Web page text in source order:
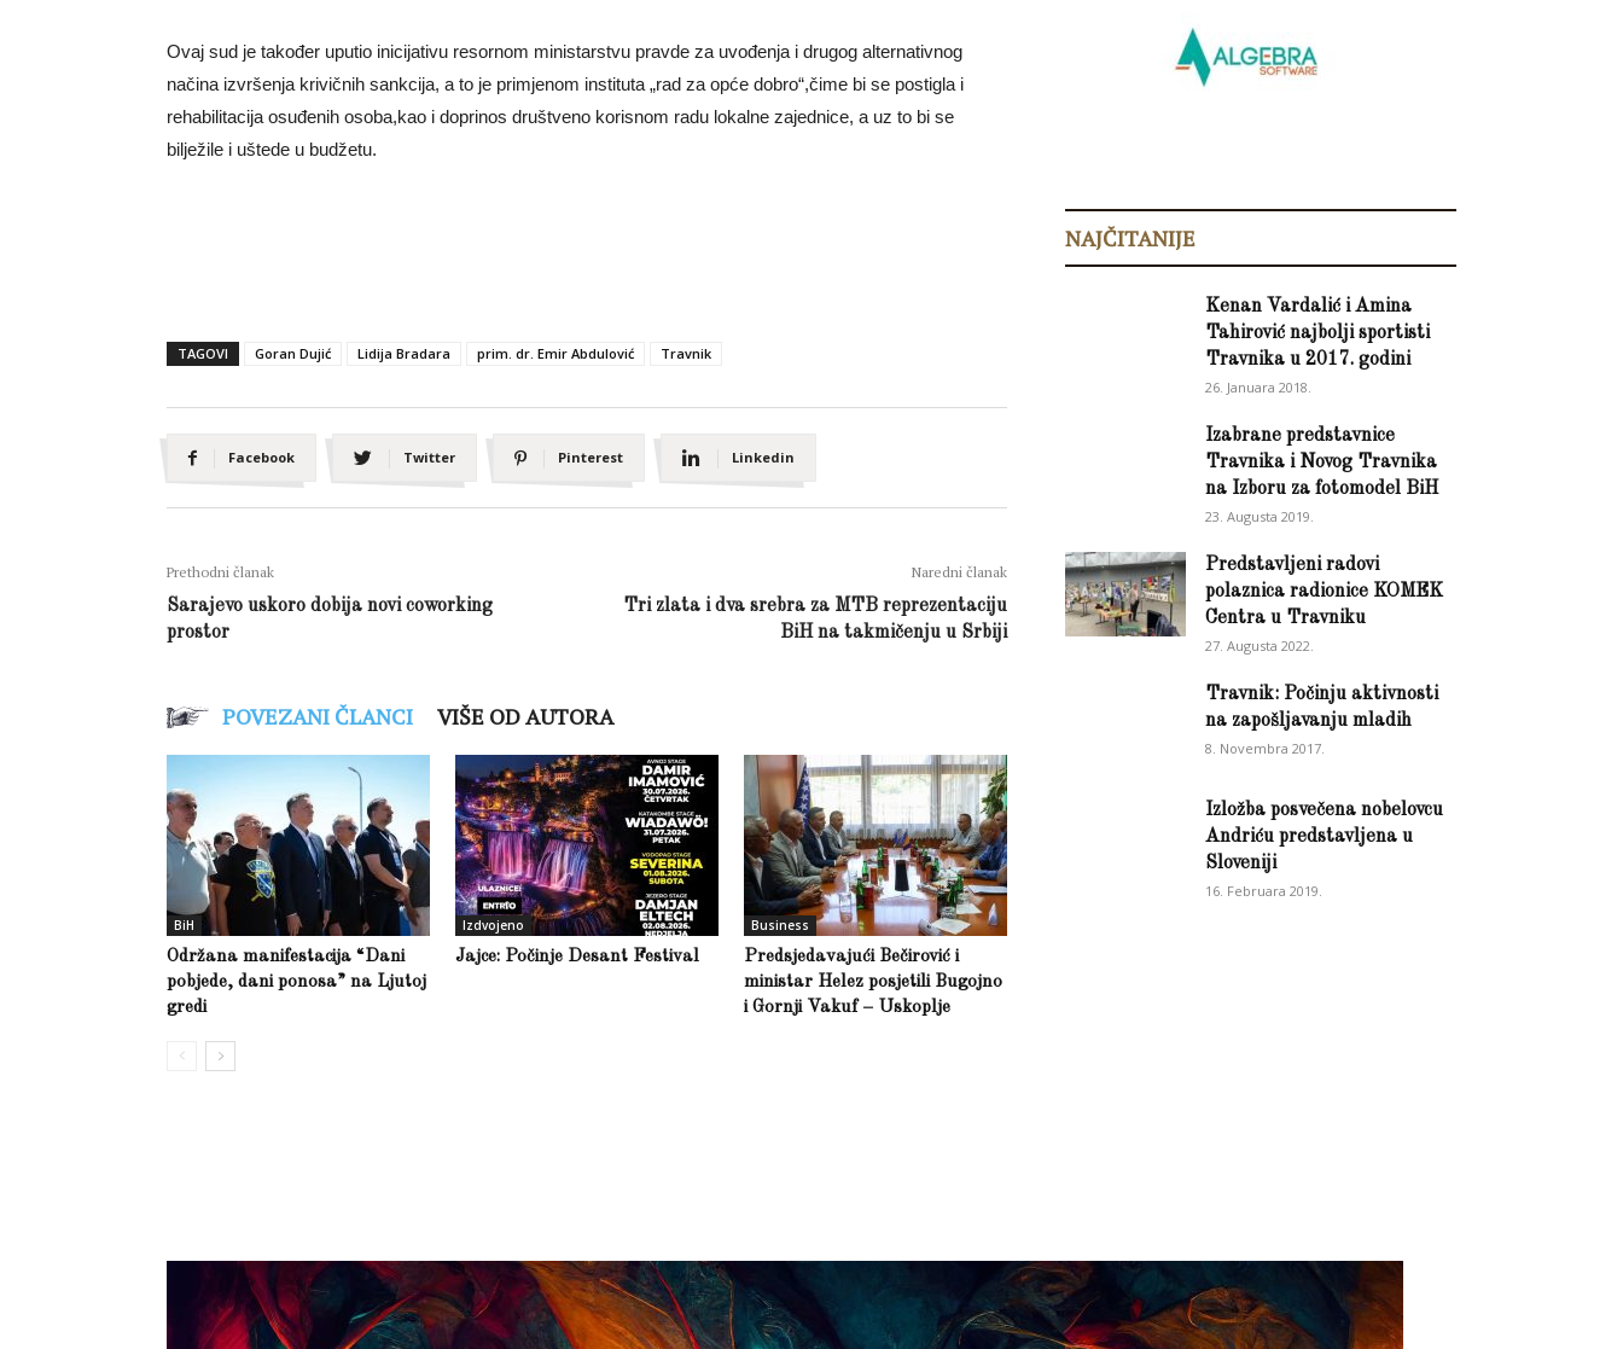
Ovaj sud je također uputio inicijativu resornom ministarstvu pravde za uvođenja i drugog alternativnog
načina izvršenja krivičnih sankcija, a to je primjenom instituta „rad za opće dobro“,čime bi se postigla i
rehabilitacija osuđenih osoba,kao i doprinos društveno korisnom radu lokalne zajednice, a uz to bi se
bilježile i uštede u budžetu.
TAGOVI Goran Dujić Lidija Bradara prim. dr. Emir Abdulović Travnik
Facebook Twitter Pinterest Linkedin
Prethodni članak
Sarajevo uskoro dobija novi coworking
prostor
Naredni članak
Tri zlata i dva srebra za MTB reprezentaciju
BiH na takmičenju u Srbiji
POVEZANI ČLANCI VIŠE OD AUTORA
BiH
Održana manifestacija “Dani
pobjede, dani ponosa” na Ljutoj
gredi
Izdvojeno
Jajce: Počinje Desant Festival
Business
Predsjedavajući Bečirović i
ministar Helez posjetili Bugojno
i Gornji Vakuf – Uskoplje
NAJČITANIJE
Kenan Vardalić i Amina
Tahirović najbolji sportisti
Travnika u 2017. godini
26. Januara 2018.
Izabrane predstavnice
Travnika i Novog Travnika
na Izboru za fotomodel BiH
23. Augusta 2019.
Predstavljeni radovi
polaznica radionice KOMEK
Centra u Travniku
27. Augusta 2022.
Travnik: Počinju aktivnosti
na zapošljavanju mladih
8. Novembra 2017.
Izložba posvečena nobelovcu
Andriću predstavljena u
Sloveniji
16. Februara 2019.